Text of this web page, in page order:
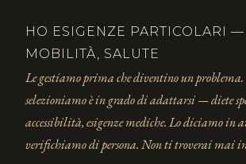
HO ESIGENZE PARTICOLARI
MOBILITÀ, SALUTE
Le gestiamo prima che diventino un problema.
selezioniamo è in grado di adattarsi — diete
accessibilità, esigenze mediche. Lo diciamo in
verifichiamo di persona. Non ti troverai mai